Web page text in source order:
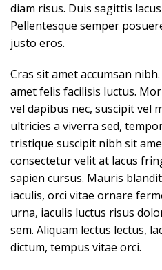
diam risus. Duis sagittis
Pellentesque semper
justo eros.
Cras sit amet accumsan
amet felis facilisis luctus.
vel dapibus nec, suscipit vel
ultricies a viverra sed,
tristique suscipit nibh sit
consectetur velit at lacus
sapien cursus. Mauris
iaculis, orci vitae ornare
urna, iaculis luctus risus
sem. Aliquam lectus lectus,
dictum, tempus vitae orci.